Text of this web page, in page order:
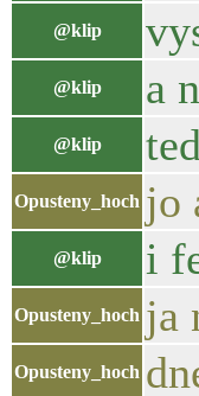
@klip
@klip a
@klip
Opusteny_hoch jo
@klip i
Opusteny_hoch ja
Opusteny_hoch